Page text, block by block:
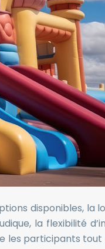
disponibles, la
la flexibilité
les participants